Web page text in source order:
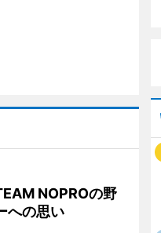
NOPROの野
への思い